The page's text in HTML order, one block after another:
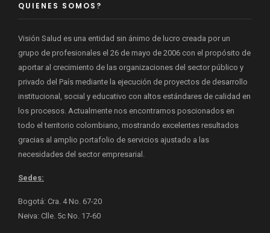
QUIENES SOMOS?
Visión Salud es una entidad sin ánimo de lucro creada por un
grupo de profesionales el 26 de mayo de 2006 con el propósito de
aportar al crecimiento de las organizaciones del sector público y
privado del País mediante la ejecución de proyectos de desarrollo
institucional, social y educativo con altos estándares de calidad en
los procesos. Actualmente nos encontramos poscionados en
todo el territorio colombiano, mostrando excelentes resultados
gracias al amplio portafolio de servicios ajustado a las
necesidades del sector empresarial.
Sedes:
Bogotá: Cra. 4 No. 67-20
Neiva: Clle. 5c No. 17-60